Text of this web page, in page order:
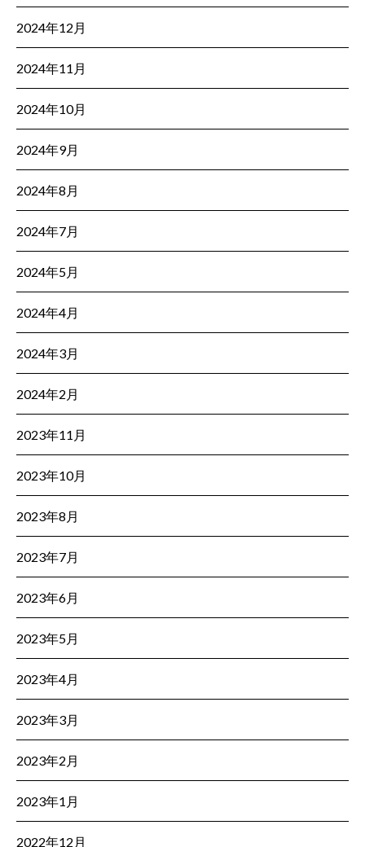
2024年12月
2024年11月
2024年10月
2024年9月
2024年8月
2024年7月
2024年5月
2024年4月
2024年3月
2024年2月
2023年11月
2023年10月
2023年8月
2023年7月
2023年6月
2023年5月
2023年4月
2023年3月
2023年2月
2023年1月
2022年12月